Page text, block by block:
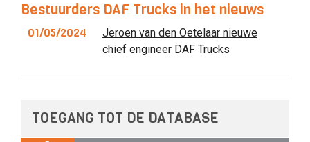
Bestuurders DAF Trucks in het nieuws
01/05/2024
Jeroen van den Oetelaar nieuwe
chief engineer DAF Trucks
TOEGANG TOT DE DATABASE